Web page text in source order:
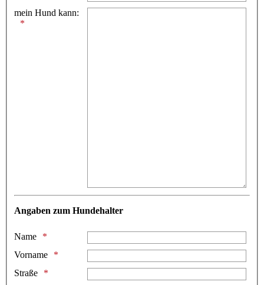
mein Hund kann:
Angaben zum Hundehalter
Name
Vorname
Straße